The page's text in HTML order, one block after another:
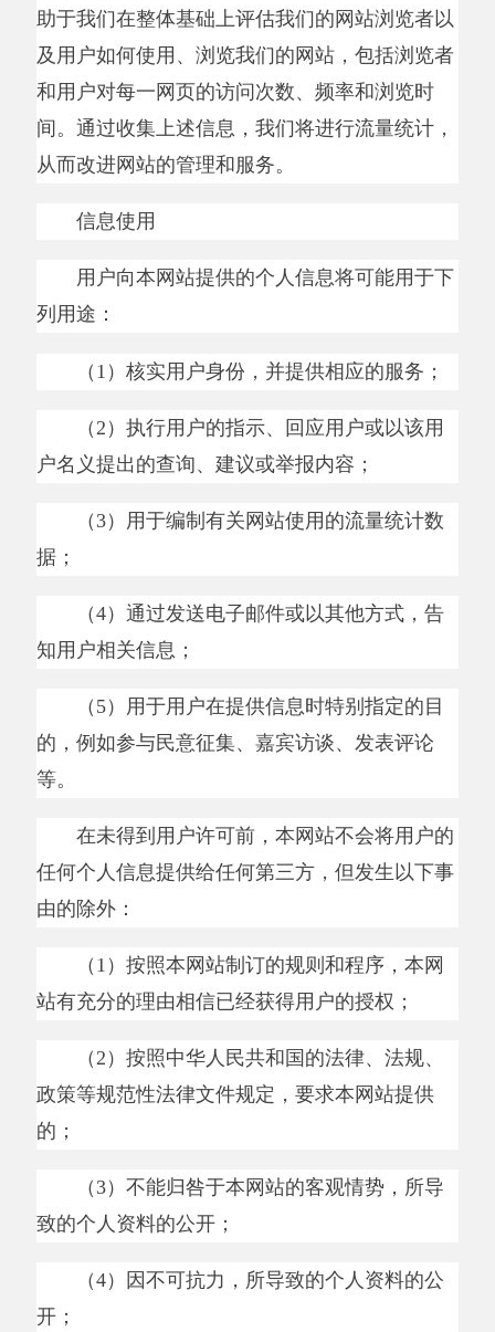
据；
（4）通过发送电子邮件或以其他方式，告
知用户相关信息；
（5）用于用户在提供信息时特别指定的目
的，例如参与民意征集、嘉宾访谈、发表评论
任何个人信息提供给任何第三方，但发生以下事
由的除外：
1 ）按照本网站制订的规则和程序，本网
（2）按照中华人民共和国的法律、法规、
（
致的个人资料的公开；
（4）因不可抗力，所导致的个人资料的公
（5）由于用户自身过错，而导致的个人资
料的公开；
能力范围，所导致的个人资料的公开；
（7 ）紧急情况下为维护用户个人或社会大
8 ）为维护本网站的所有权及相关权利
的。
信息安全
理及保护，并将使用相应的技术措施（例如设置
服务器备份数据和对用户密码加密等），防止用
户的个人资料丢失、被盗用或遭窜改。如因不可
导致用户信息被破坏、泄密并受到损失的，本网
站将采取必要措施尽力减少用户的损失，但本网